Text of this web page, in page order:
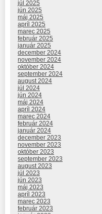
júl 2025
jún 2025
máj 2025
apríl 2025
marec 2025
február 2025
január 2025
december 2024
november 2024
október 2024
september 2024
august 2024
júl 2024
jún 2024
máj 2024
apríl 2024
marec 2024
február 2024
január 2024
december 2023
november 2023
október 2023
september 2023
august 2023
júl 2023
jún 2023
máj 2023
apríl 2023
marec 2023
február 2023